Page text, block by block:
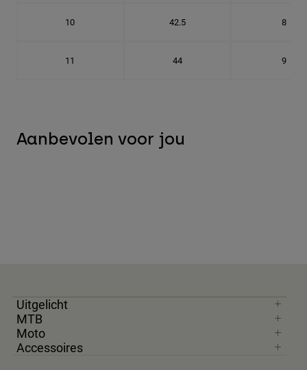
10 42.5 8
11 44 9
Aanbevolen voor jou
Uitgelicht
MTB
Moto
Accessoires